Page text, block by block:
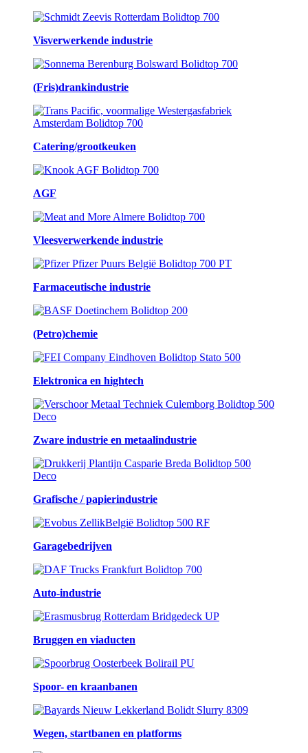
Visverwerkende industrie
(Fris)drankindustrie
Catering/grootkeuken
AGF
Vleesverwerkende industrie
Farmaceutische industrie
(Petro)chemie
Elektronica en hightech
Zware industrie en metaalindustrie
Grafische / papierindustrie
Garagebedrijven
Auto-industrie
Bruggen en viaducten
Spoor- en kraanbanen
Wegen, startbanen en platforms